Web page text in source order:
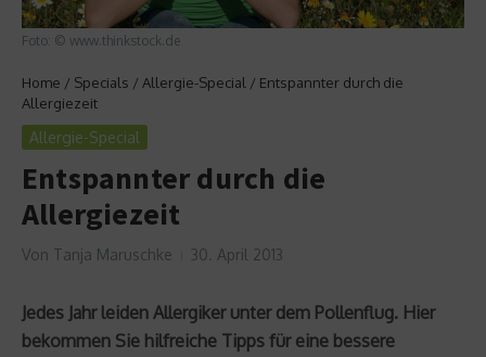
Foto: © www.thinkstock.de
Home / Specials / Allergie-Special / Entspannter durch die
Allergiezeit
Allergie-Special
Entspannter durch die
Allergiezeit
Von Tanja Maruschke 30. April 2013
Jedes Jahr leiden Allergiker unter dem Pollenflug. Hier
bekommen Sie hilfreiche Tipps für eine bessere